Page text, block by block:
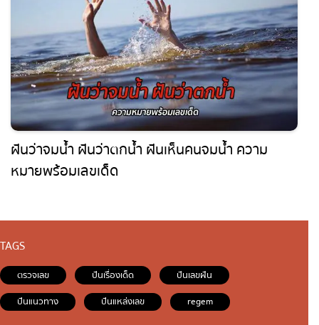
ฝันว่าจมน้ำ ฝันว่าตกน้ำ ฝันเห็นคนจมน้ำ ความ
หมายพร้อมเลขเด็ด
TAGS
ตรวจเลข ปันเรื่องเด็ด
ปันเลขฝัน
ปันแนวทาง
ปันแหล่งเลข regem